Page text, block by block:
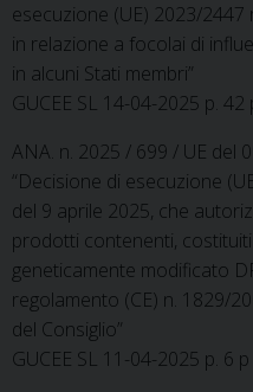
esecuzione (UE) 2023/
in relazione a focolai di
in alcuni Stati membri”
GUCEE SL 14-04-2025 p. 42
ANA. n. 2025 / 699 / UE del
“Decisione di esecuzione
del 9 aprile 2025, che
prodotti contenenti,
geneticamente modificato
regolamento (CE) n. 1829/
del Consiglio”
GUCEE SL 11-04-2025 p. 6 p